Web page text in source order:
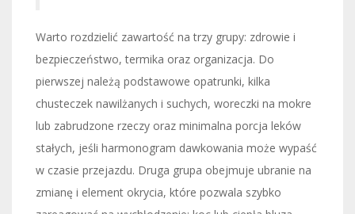
Warto rozdzielić zawartość na trzy grupy: zdrowie i
bezpieczeństwo, termika oraz organizacja. Do
pierwszej należą podstawowe opatrunki, kilka
chusteczek nawilżanych i suchych, woreczki na mokre
lub zabrudzone rzeczy oraz minimalna porcja leków
stałych, jeśli harmonogram dawkowania może wypaść
w czasie przejazdu. Druga grupa obejmuje ubranie na
zmianę i element okrycia, które pozwala szybko